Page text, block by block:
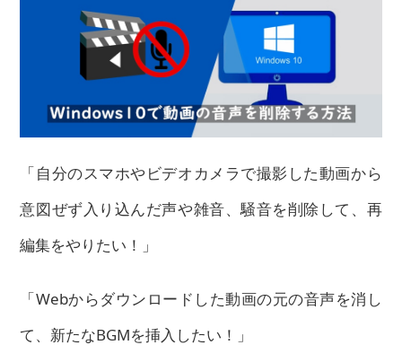
「自分のスマホやビデオカメラで撮影した動画から
意図ぜず入り込んだ声や雑音、騒音を削除して、再
編集をやりたい！」
「Webからダウンロードした動画の元の音声を消し
て、新たなBGMを挿入したい！」